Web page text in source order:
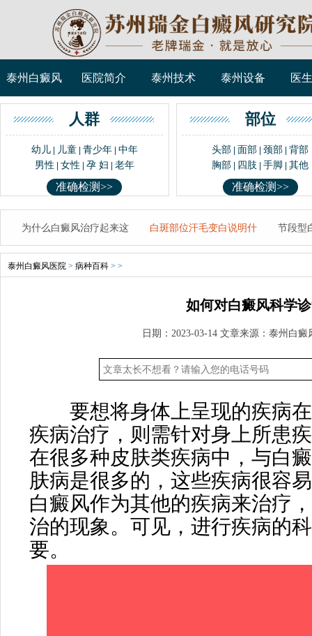
泰州白癜风 医院简介 泰州技术 泰州设备 医
人群
幼儿| 儿童| 青少年| 中年
男性
女性 孕 妇 老年
准确检测>>
部位
头部 面部 |颈部 |背部
胸部
四肢 |手脚 |其他
准确检测>>
为什么白癜风治疗起来这 白斑部位汗毛变白说明什 节段型
泰州白癜风医院 > 病种百科 > >
如何对白癜风科学
日期：2023-03-14 文章来源： 泰州白癜
要想将身体上呈现的疾病在
疾病治疗，则需针对身上所患
在很多种皮肤类疾病中，与白
肤病是很多的，这些疾病很容
白癜风作为其他的疾病来治疗
治的现象。可见，进行疾病的
要。